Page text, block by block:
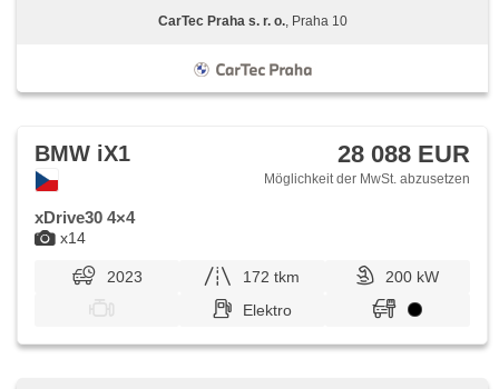
CarTec Praha s. r. o., Praha 10
x14
BMW iX1 28 088 EUR
Möglichkeit der MwSt. abzusetzen
xDrive30 4×4
2023 172 tkm
200 kW
Elektro